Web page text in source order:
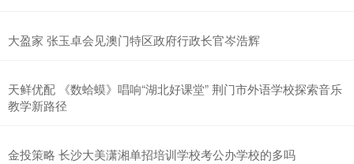
大盈家 张玉卓会见澳门特区政府行政长官岑浩辉
天鲜优配 《数蛤蟆》唱响“湖北好课堂” 荆门市外语学校探索音乐
教学新路径
金投策略 长沙大美潇湘单招培训学校考公办学校的多吗